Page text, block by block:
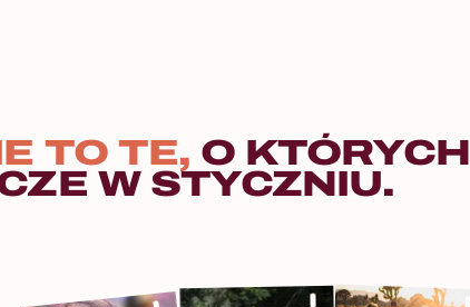
TO TE, O KTÓRYCH
W STYCZNIU.